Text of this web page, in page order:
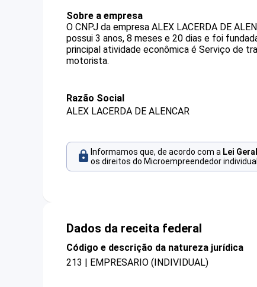
Sobre a empresa
O CNPJ da empresa ALEX LACERDA DE
possui 3 anos, 8 meses e 20 dias e foi
principal atividade econômica é Serviço de
motorista.
Razão Social
ALEX LACERDA DE ALENCAR
Informamos que, de acordo com a Lei
os direitos do Microempreendedor
Dados da receita federal
Código e descrição da natureza jurídica
213 | EMPRESARIO (INDIVIDUAL)